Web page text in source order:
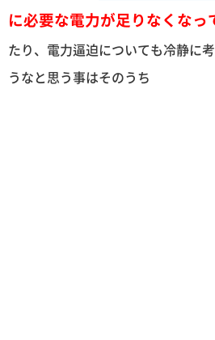
に必要な電力が足りなくなっ
たり、電力逼迫についても冷静に
うなと思う事はそのうち